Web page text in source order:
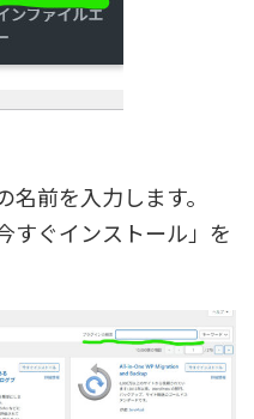
前を入力します。
すぐインストール」を